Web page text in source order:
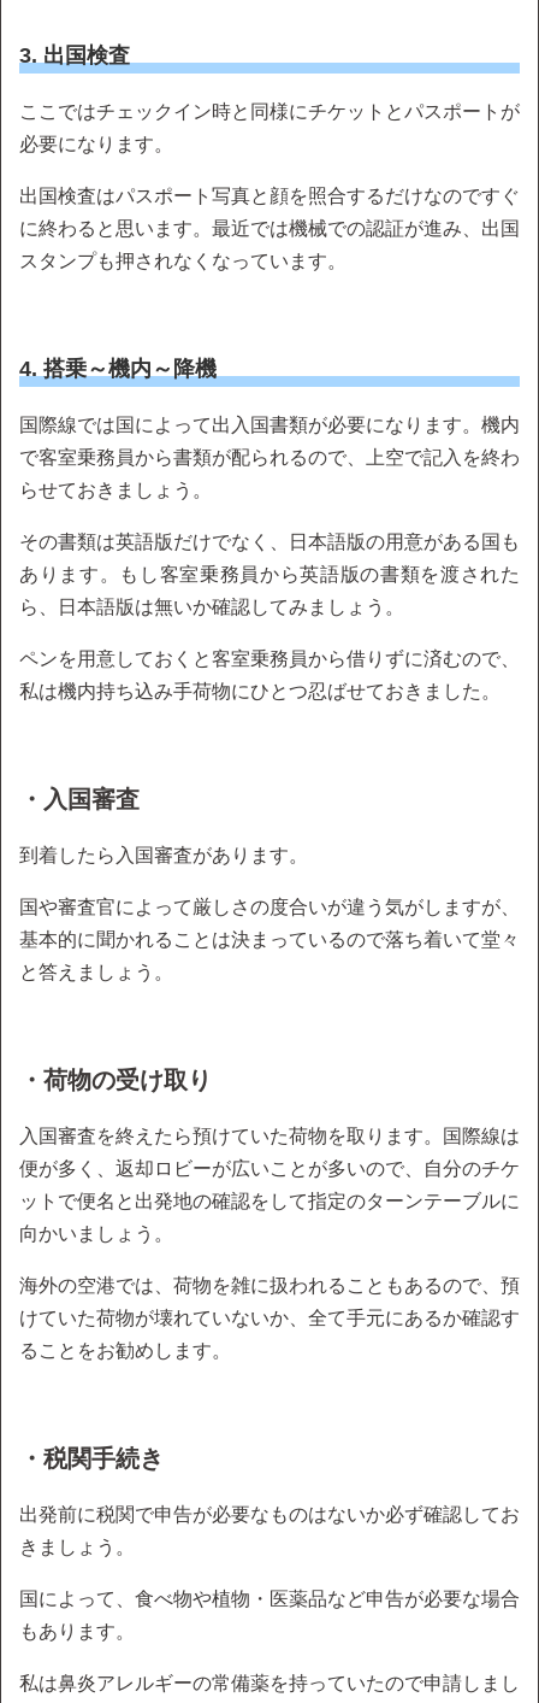
3. 出国検査
ここではチェックイン時と同様にチケットとパスポートが
必要になります。
出国検査はパスポート写真と顔を照合するだけなのですぐ
に終わると思います。最近では機械での認証が進み、出国
スタンプも押されなくなっています。
4. 搭乗～機内～降機
国際線では国によって出入国書類が必要になります。機内
で客室乗務員から書類が配られるので、上空で記入を終わ
らせておきましょう。
その書類は英語版だけでなく、日本語版の用意がある国も
あります。もし客室乗務員から英語版の書類を渡された
ら、日本語版は無いか確認してみましょう。
ペンを用意しておくと客室乗務員から借りずに済むので、
私は機内持ち込み手荷物にひとつ忍ばせておきました。
・入国審査
到着したら入国審査があります。
国や審査官によって厳しさの度合いが違う気がしますが、
基本的に聞かれることは決まっているので落ち着いて堂々
と答えましょう。
・荷物の受け取り
入国審査を終えたら預けていた荷物を取ります。国際線は
便が多く、返却ロビーが広いことが多いので、自分のチケ
ットで便名と出発地の確認をして指定のターンテーブルに
向かいましょう。
海外の空港では、荷物を雑に扱われることもあるので、預
けていた荷物が壊れていないか、全て手元にあるか確認す
ることをお勧めします。
・税関手続き
出発前に税関で申告が必要なものはないか必ず確認してお
きましょう。
国によって、食べ物や植物・医薬品など申告が必要な場合
もあります。
私は鼻炎アレルギーの常備薬を持っていたので申請しまし